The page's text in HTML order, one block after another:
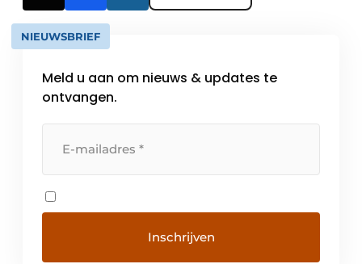
NIEUWSBRIEF
Meld u aan om nieuws & updates te
ontvangen.